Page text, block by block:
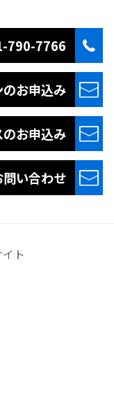
790-7766
お申込み
お申込み
問い合わせ
ト